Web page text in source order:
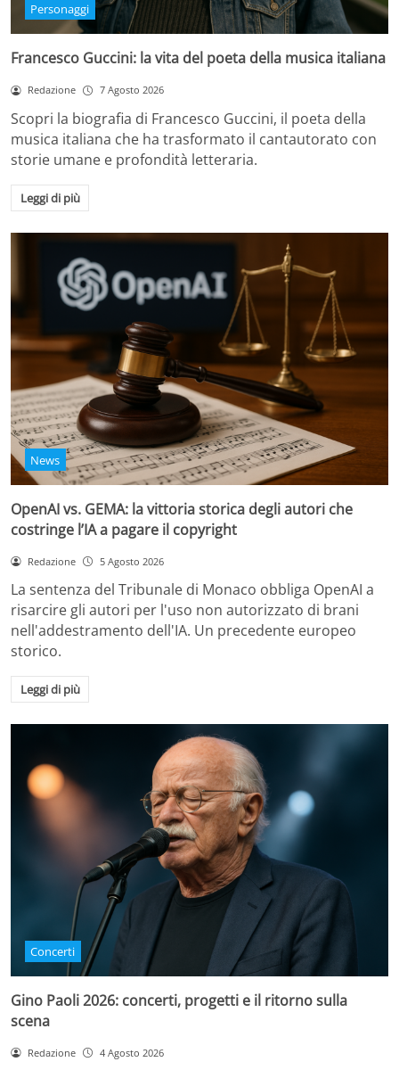
Personaggi
Francesco Guccini: la vita del poeta della musica italiana
Redazione 7 Agosto 2026
Scopri la biografia di Francesco Guccini, il poeta della
musica italiana che ha trasformato il cantautorato con
storie umane e profondità letteraria.
Leggi di più
News
OpenAI vs. GEMA: la vittoria storica degli autori che
costringe l’IA a pagare il copyright
Redazione 5 Agosto 2026
La sentenza del Tribunale di Monaco obbliga OpenAI a
risarcire gli autori per l'uso non autorizzato di brani
nell'addestramento dell'IA. Un precedente europeo
storico.
Leggi di più
Concerti
Gino Paoli 2026: concerti, progetti e il ritorno sulla
scena
Redazione 4 Agosto 2026